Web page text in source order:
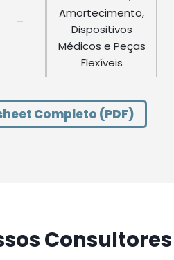
–
Amortecimento,
Dispositivos
Médicos e Peças
Flexíveis
Completo (PDF)
Consultores